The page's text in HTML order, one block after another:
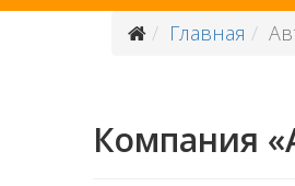
Главная
Компания